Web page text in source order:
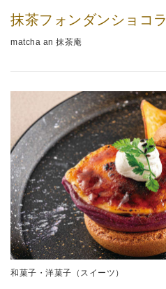
抹茶フォンダンショコラ
matcha an 抹茶庵
和菓子・洋菓子（スイーツ）